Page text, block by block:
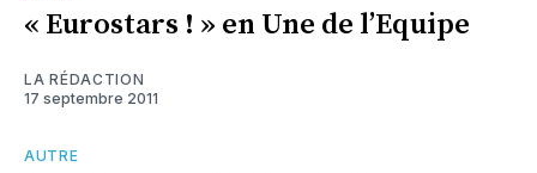
« Eurostars ! » en Une de l’Equipe
LA RÉDACTION
17 septembre 2011
AUTRE